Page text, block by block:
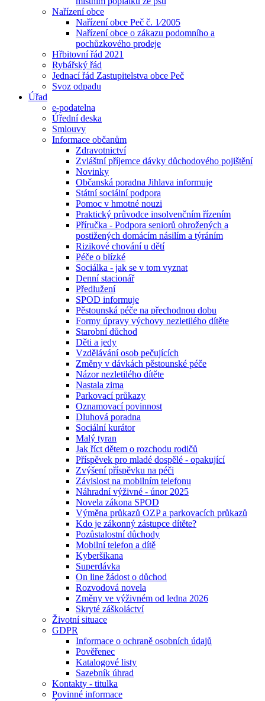
Nařízení obce
Nařízení obce Peč č. 1⁄2005
Nařízení obce o zákazu podomního a
pochůzkového prodeje
Hřbitovní řád 2021
Rybářský řád
Jednací řád Zastupitelstva obce Peč
Svoz odpadu
Úřad
e-podatelna
Úřední deska
Smlouvy
Informace občanům
Zdravotnictví
Zvláštní příjemce dávky důchodového pojištění
Novinky
Občanská poradna Jihlava informuje
Státní sociální podpora
Pomoc v hmotné nouzi
Praktický průvodce insolvenčním řízením
Příručka - Podpora seniorů ohrožených a
postižených domácím násilím a týráním
Rizikové chování u dětí
Péče o blízké
Sociálka - jak se v tom vyznat
Denní stacionář
Předlužení
SPOD informuje
Pěstounská péče na přechodnou dobu
Formy úpravy výchovy nezletilého dítěte
Starobní důchod
Děti a jedy
Vzdělávání osob pečujících
Změny v dávkách pěstounské péče
Názor nezletilého dítěte
Nastala zima
Parkovací průkazy
Oznamovací povinnost
Dluhová poradna
Sociální kurátor
Malý tyran
Jak říct dětem o rozchodu rodičů
Příspěvek pro mladé dospělé - opakující
Zvýšení příspěvku na péči
Závislost na mobilním telefonu
Náhradní výživné - únor 2025
Novela zákona SPOD
Výměna průkazů OZP a parkovacích průkazů
Kdo je zákonný zástupce dítěte?
Pozůstalostní důchody
Mobilní telefon a dítě
Kyberšikana
Superdávka
On line žádost o důchod
Rozvodová novela
Změny ve výživném od ledna 2026
Skryté záškoláctví
Životní situace
GDPR
Informace o ochraně osobních údajů
Pověřenec
Katalogové listy
Sazebník úhrad
Kontakty - titulka
Povinné informace